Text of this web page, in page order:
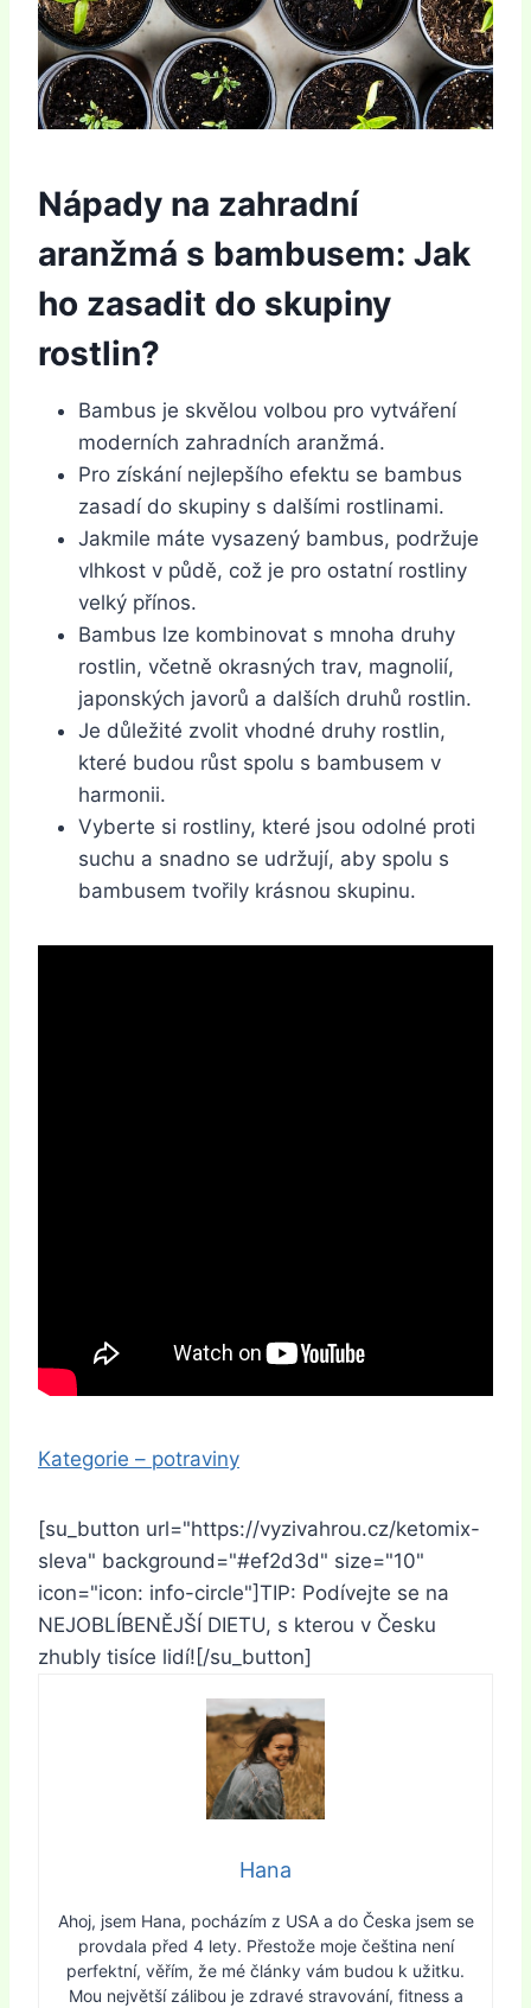
Nápady na zahradní
aranžmá s bambusem: Jak
ho zasadit do skupiny
rostlin?
Bambus je skvělou volbou pro vytváření
moderních zahradních aranžmá.
Pro získání nejlepšího efektu se bambus
zasadí do skupiny s dalšími rostlinami.
Jakmile máte vysazený bambus, podržuje
vlhkost v půdě, což je pro ostatní rostliny
velký přínos.
Bambus lze kombinovat s mnoha druhy
rostlin, včetně okrasných trav, magnolií,
japonských javorů a dalších druhů rostlin.
Je důležité zvolit vhodné druhy rostlin,
které budou růst spolu s bambusem v
harmonii.
Vyberte si rostliny, které jsou odolné proti
suchu a snadno se udržují, aby spolu s
bambusem tvořily krásnou skupinu.
Kategorie – potraviny
[su_button url="https://vyzivahrou.cz/ketomix-
sleva" background="#ef2d3d" size="10"
icon="icon: info-circle"]TIP: Podívejte se na
NEJOBLÍBENĚJŠÍ DIETU, s kterou v Česku
zhubly tisíce lidí![/su_button]
Hana
Ahoj, jsem Hana, pocházím z USA a do Česka jsem se
provdala před 4 lety. Přestože moje čeština není
perfektní, věřím, že mé články vám budou k užitku.
Mou největší zálibou je zdravé stravování, fitness a